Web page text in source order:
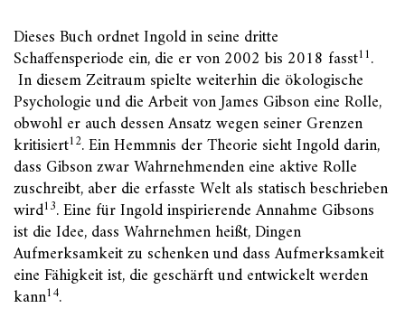
Dieses Buch ordnet Ingold in seine dritte
Schaffensperiode ein, die er von 2002 bis 2018 fasst11.
In diesem Zeitraum spielte weiterhin die ökologische
Psychologie und die Arbeit von James Gibson eine Rolle,
obwohl er auch dessen Ansatz wegen seiner Grenzen
kritisiert12. Ein Hemmnis der Theorie sieht Ingold darin,
dass Gibson zwar Wahrnehmenden eine aktive Rolle
zuschreibt, aber die erfasste Welt als statisch beschrieben
wird13. Eine für Ingold inspirierende Annahme Gibsons
ist die Idee, dass Wahrnehmen heißt, Dingen
Aufmerksamkeit zu schenken und dass Aufmerksamkeit
eine Fähigkeit ist, die geschärft und entwickelt werden
kann14.